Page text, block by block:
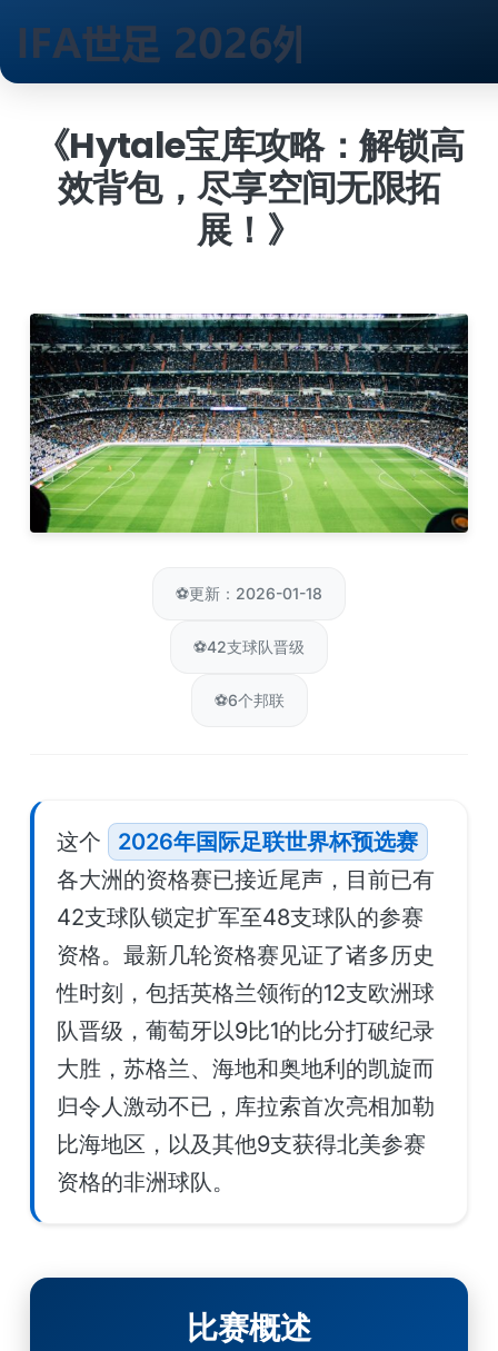
《Hytale宝库攻略：解锁高
效背包，尽享空间无限拓
展！》
⚽更新：2026-01-18
⚽42支球队晋级
⚽6个邦联
这个
2026年国际足联世界杯预选赛
各大洲的资格赛已接近尾声，目前已有
42支球队锁定扩军至48支球队的参赛
资格。最新几轮资格赛见证了诸多历史
性时刻，包括英格兰领衔的12支欧洲球
队晋级，葡萄牙以9比1的比分打破纪录
大胜，苏格兰、海地和奥地利的凯旋而
归令人激动不已，库拉索首次亮相加勒
比海地区，以及其他9支获得北美参赛
资格的非洲球队。
比赛概述